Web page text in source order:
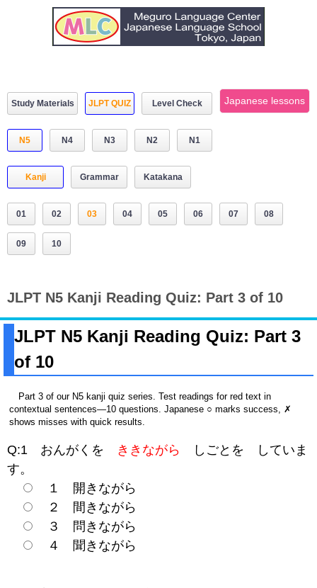
Study Materials JLPT QUIZ Level Check Japanese lessons
N5 N4 N3 N2 N1
Kanji Grammar Katakana
01 02 03 04 05 06 07 08
09 10
JLPT N5 Kanji Reading Quiz: Part 3 of 10
JLPT N5 Kanji Reading Quiz: Part 3
of 10
Part 3 of our N5 kanji quiz series. Test readings for red text in
contextual sentences—10 questions. Japanese ○ marks success, ✗
shows misses with quick results.
Q:1 おんがくを ききながら しごとを していま
す。
１ 開きながら
２ 間きながら
３ 問きながら
４ 聞きながら